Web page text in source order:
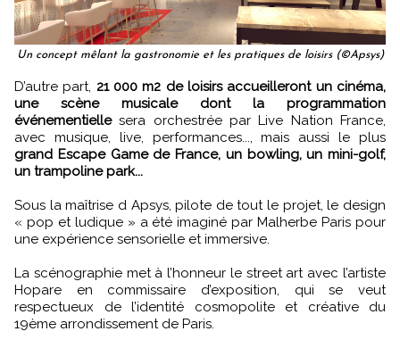
Un concept mêlant la gastronomie et les pratiques de loisirs (©Apsys)
D’autre part, 21 000 m2 de loisirs accueilleront un cinéma,
une scène musicale dont la programmation
événementiellesera orchestrée par Live Nation France,
avec musique, live, performances..., mais aussi le plus
grand Escape Game de France, un bowling, un mini-golf,
un trampoline park...
Sous la maîtrise d Apsys, pilote de tout le projet, le design
« pop et ludique » a été imaginé par Malherbe Paris pour
une expérience sensorielle et immersive.
La scénographie met à l’honneur le street art avec l’artiste
Hopare en commissaire d’exposition, qui se veut
respectueux de l’identité cosmopolite et créative du
19ème arrondissement de Paris.